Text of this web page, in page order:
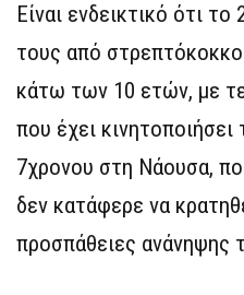
Είναι ενδεικτικό ότι
τους από στρεπτόκοκκο
κάτω των 10 ετών, με
που έχει
7χρονου στη Νάουσα,
δεν κατάφερε να
προσπάθειες ανάνηψης